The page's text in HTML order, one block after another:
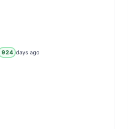
924 days ago